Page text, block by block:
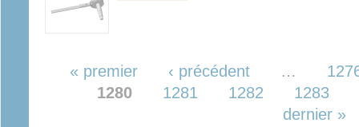
« premier ‹ précédent …
1280
1281 1282
1283
dernier »